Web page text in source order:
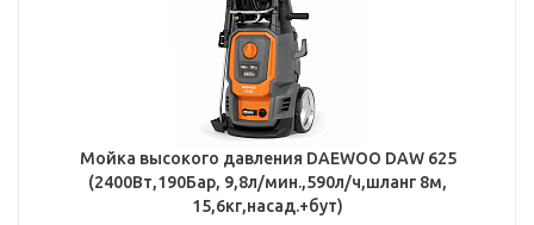
Мойка высокого давления DAEWOO DAW 625
(2400Вт,190Бар, 9,8л/мин.,590л/ч,шланг 8м,
15,6кг,насад.+бут)